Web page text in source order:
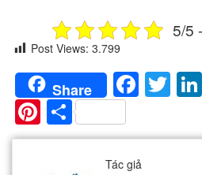
5/5
Post Views: 3.799
Share
Pinterest
Share
Tác giả